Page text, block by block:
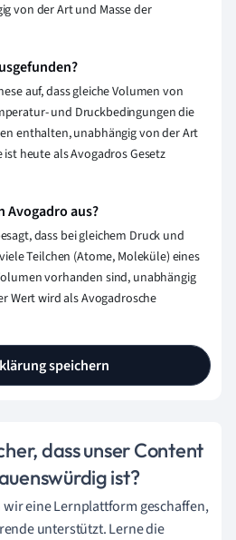
von der Art und Masse der
auf, dass gleiche Volumen von
und Druckbedingungen die
enthalten, unabhängig von der Art
ist heute als Avogadros Gesetz
Avogadro aus?
dass bei gleichem Druck und
Teilchen (Atome, Moleküle) eines
vorhanden sind, unabhängig
Wert wird als Avogadrosche
speichern
dass unser Content
ist?
wir eine Lernplattform geschaffen,
unterstützt. Lerne die